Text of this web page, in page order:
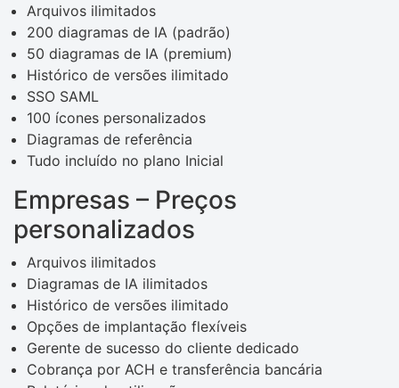
Arquivos ilimitados
200 diagramas de IA (padrão)
50 diagramas de IA (premium)
Histórico de versões ilimitado
SSO SAML
100 ícones personalizados
Diagramas de referência
Tudo incluído no plano Inicial
Empresas – Preços
personalizados
Arquivos ilimitados
Diagramas de IA ilimitados
Histórico de versões ilimitado
Opções de implantação flexíveis
Gerente de sucesso do cliente dedicado
Cobrança por ACH e transferência bancária